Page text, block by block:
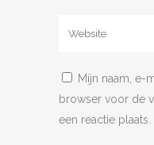
Mijn naam, e-
browser voor de
een reactie plaats.